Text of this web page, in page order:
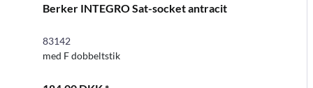
Berker INTEGRO Sat-socket antracit
83142
med F dobbeltstik